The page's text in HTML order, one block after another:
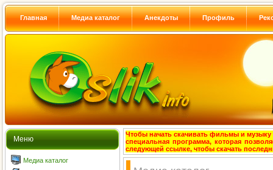
Главная Медиа каталог Анекдоты Профиль
Меню
Медиа каталог
Чтобы начать скачивать фильмы и музыку
специальная программа, которая
следующей ссылке, чтобы скачать